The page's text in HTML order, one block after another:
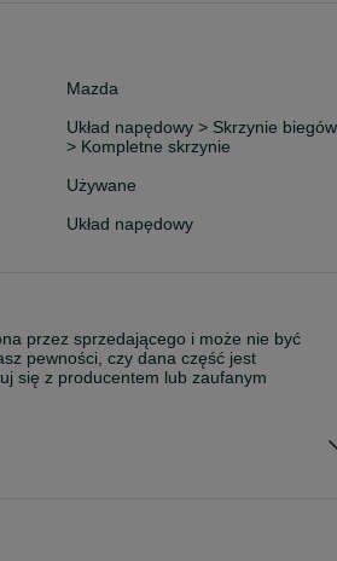
Mazda
Układ napędowy > Skrzynie biegów
> Kompletne skrzynie
Używane
Układ napędowy
przez sprzedającego i może nie być
pewności, czy dana część jest
się z producentem lub zaufanym